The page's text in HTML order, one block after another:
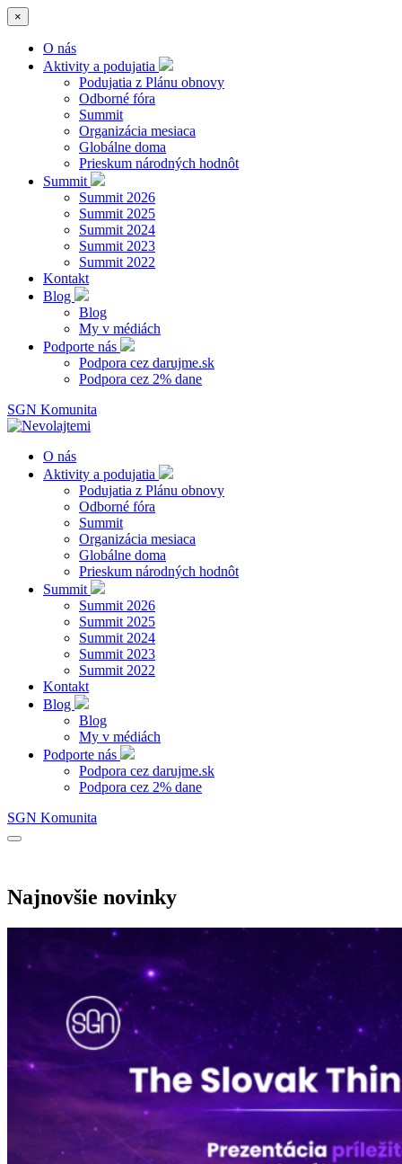
×
O nás
Aktivity a podujatia
Podujatia z Plánu obnovy
Odborné fóra
Summit
Organizácia mesiaca
Globálne doma
Prieskum národných hodnôt
Summit
Summit 2026
Summit 2025
Summit 2024
Summit 2023
Summit 2022
Kontakt
Blog
Blog
My v médiách
Podporte nás
Podpora cez darujme.sk
Podpora cez 2% dane
SGN Komunita
O nás
Aktivity a podujatia
Podujatia z Plánu obnovy
Odborné fóra
Summit
Organizácia mesiaca
Globálne doma
Prieskum národných hodnôt
Summit
Summit 2026
Summit 2025
Summit 2024
Summit 2023
Summit 2022
Kontakt
Blog
Blog
My v médiách
Podporte nás
Podpora cez darujme.sk
Podpora cez 2% dane
SGN Komunita
Najnovšie novinky